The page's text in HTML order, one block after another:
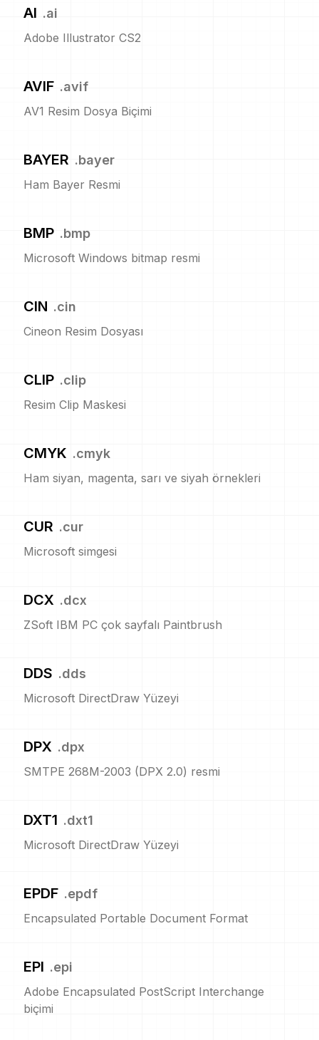
AI .ai
Adobe Illustrator CS2
AVIF .avif
AV1 Resim Dosya Biçimi
BAYER .bayer
Ham Bayer Resmi
BMP .bmp
Microsoft Windows bitmap resmi
CIN .cin
Cineon Resim Dosyası
CLIP .clip
Resim Clip Maskesi
CMYK .cmyk
Ham siyan, magenta, sarı ve siyah örnekleri
CUR .cur
Microsoft simgesi
DCX .dcx
ZSoft IBM PC çok sayfalı Paintbrush
DDS .dds
Microsoft DirectDraw Yüzeyi
DPX .dpx
SMTPE 268M-2003 (DPX 2.0) resmi
DXT1 .dxt1
Microsoft DirectDraw Yüzeyi
EPDF .epdf
Encapsulated Portable Document Format
EPI .epi
Adobe Encapsulated PostScript Interchange
biçimi